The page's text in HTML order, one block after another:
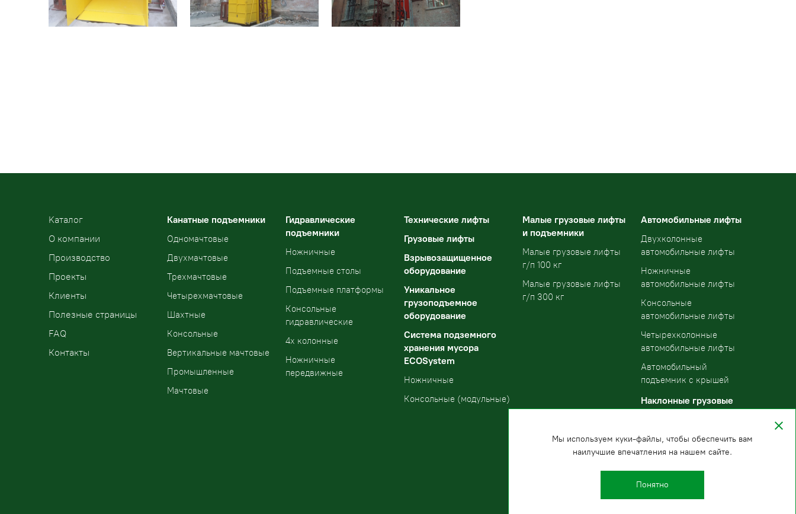
Kаталог
О компании
Производство
Проекты
Клиенты
Полезные страницы
FAQ
Контакты
Канатные подъемники
Одномачтовые
Двухмачтовые
Трехмачтовые
Четырехмачтовые
Шахтные
Консольные
Вертикальные мачтовые
Промышленные
Мачтовые
Гидравлические
подъемники
Ножничные
Подъемные столы
Подъемные платформы
Консольные
гидравлические
4х колонные
Ножничные
передвижные
Технические лифты
Грузовые лифты
Взрывозащищенное
оборудование
Уникальное
грузоподъемное
оборудование
Система подземного
хранения мусора
ECOSystem
Ножничные
Консольные (модульные)
Малые грузовые лифты
и подъемники
Малые грузовые лифты
г/п 100 кг
Малые грузовые лифты
г/п 300 кг
Автомобильные лифты
Двухколонные
автомобильные лифты
Ножничные
автомобильные лифты
Консольные
автомобильные лифты
Четырехколонные
автомобильные лифты
Автомобильный
подъемник с крышей
Наклонные грузовые
Мы используем куки-файлы, чтобы обеспечить вам
наилучшие впечатления на нашем сайте.
Понятно